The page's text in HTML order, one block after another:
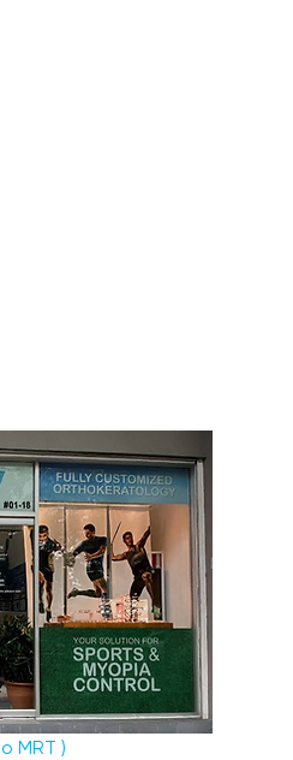
ើកលែងថ្ងៃច័ន្ទ)
MRT
)
)
MRT
)